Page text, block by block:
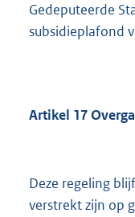
Gedeputeerde
subsidieplafond
Artikel 17
Deze regeling
verstrekt zijn op